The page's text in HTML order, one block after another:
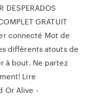
DESPERADOS
GRATUIT
connecté Mot de
différents atouts de
à bout. Ne partez
Lire
Or Alive -